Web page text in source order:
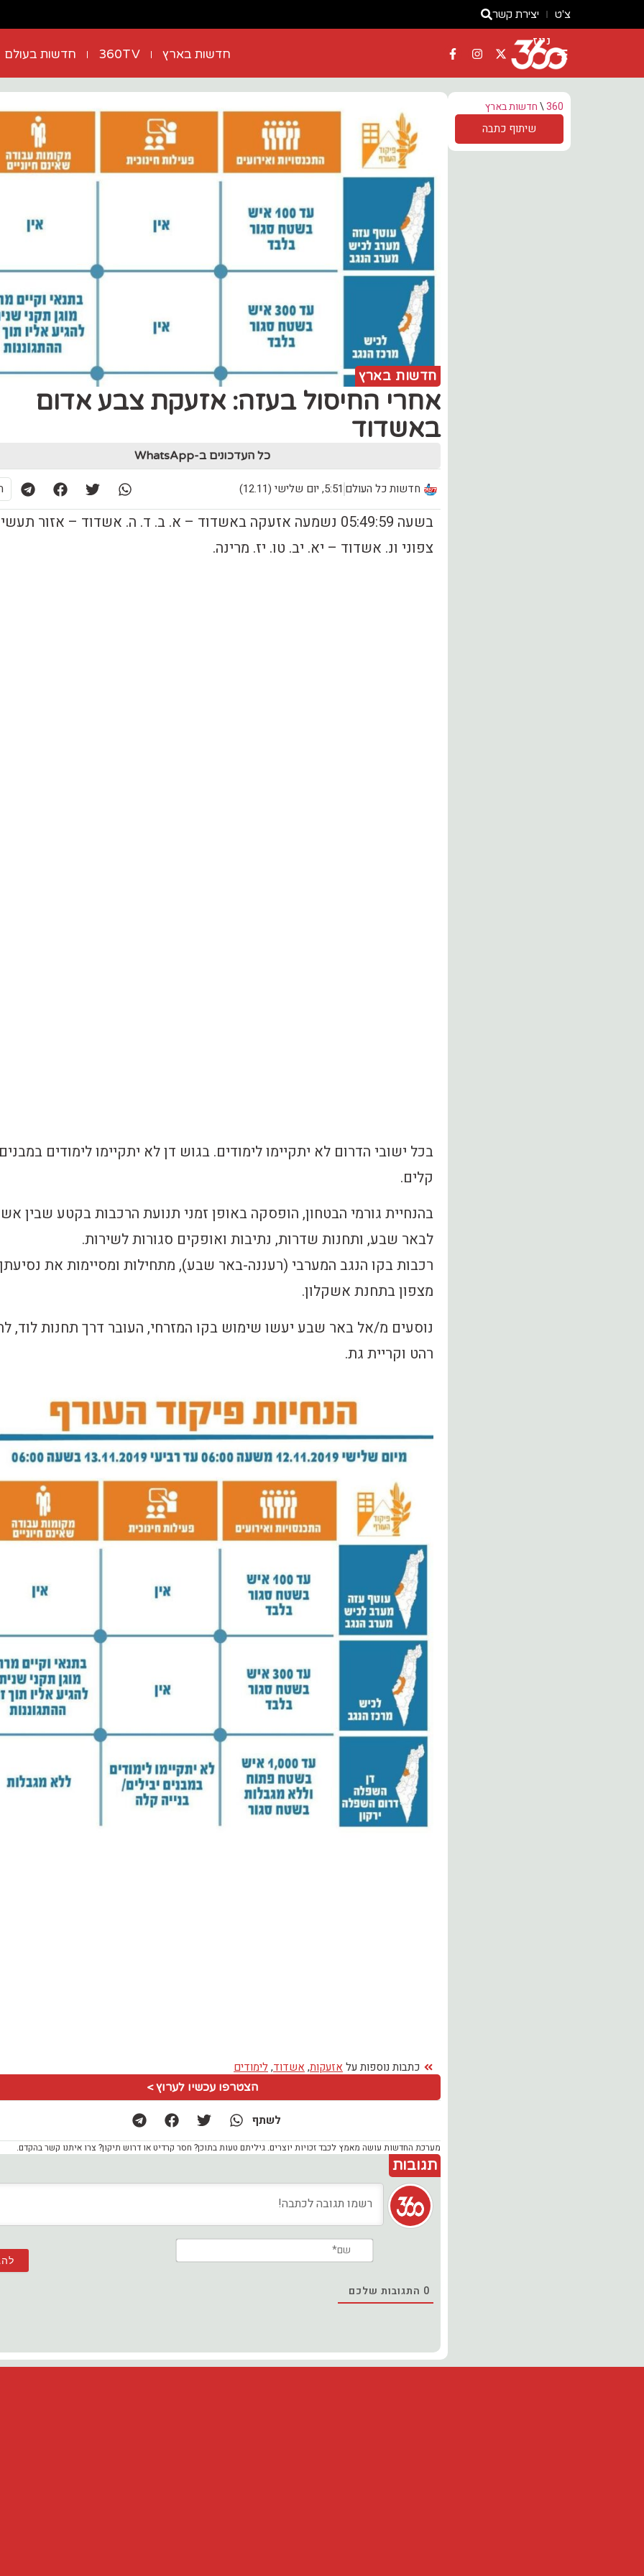
צ'ט יצירת קשר
ניוז
חדשות בארץ 360TV חדשות בעולם
360
\חדשות בארץ
שיתוף כתבה
חדשות בארץ
אחרי החיסול בעזה: אזעקת צבע אדום
באשדוד
כל העדכונים ב-WhatsApp
חדשות כל העולם 5:51, יום שלישי (12.11)
בשעה 05:49:59 נשמעה אזעקה באשדוד – א. ב. ד. ה. אשדוד – אזור
צפוני ונ. אשדוד – יא. יב. טו. יז. מרינה.
‏בכל ישובי הדרום לא יתקיימו לימודים. בגוש דן לא יתקיימו לימודים
קלים.
בהנחיית גורמי הבטחון, הופסקה באופן זמני תנועת הרכבות בקטע שבין
לבאר שבע, ותחנות שדרות, נתיבות ואופקים סגורות לשירות.
רכבות בקו הנגב המערבי (רעננה-באר שבע), מתחילות ומסיימות את נסיעתן
מצפון בתחנת אשקלון.
נוסעים מ/אל באר שבע יעשו שימוש בקו המזרחי, העובר דרך תחנות לוד,
רהט וקריית גת.
כתבות נוספות על אזעקות, אשדוד,לימודים
הצטרפו עכשיו לערוץ >
לשתף
מערכת החדשות עושה מאמץ לכבד זכויות יוצרים. גיליתם טעות בתוכן? חסר קרדיט או דרוש תיקון? צרו איתנו קשר בהקדם.
תגובות
0 התגובות שלכם